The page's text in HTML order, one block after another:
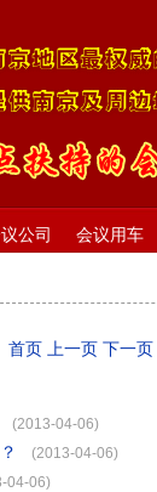
公司 会议用车
首页 上一页 下一页
(2013-04-06)
(2013-04-06)
04-06)